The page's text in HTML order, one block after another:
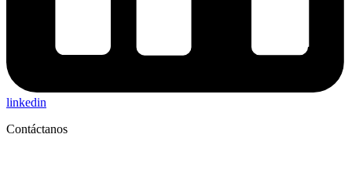
linkedin
Contáctanos